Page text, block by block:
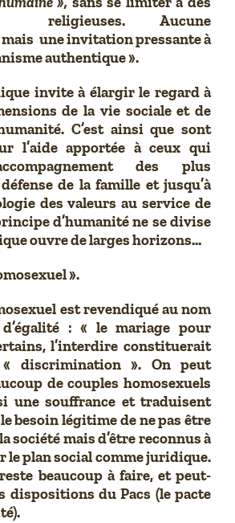
religieuses. Aucune
une invitation pressante à
authentique ».
invite à élargir le regard à
de la vie sociale et de
C’est ainsi que sont
l’aide apportée à ceux qui
des plus
de la famille et jusqu’à
des valeurs au service de
d’humanité ne se divise
ouvre de larges horizons…
».
est revendiqué au nom
: « le mariage pour
l’interdire constituerait
discrimination ». On peut
de couples homosexuels
une souffrance et traduisent
besoin légitime de ne pas être
société mais d’être reconnus à
le plan social comme juridique.
beaucoup à faire, et peut-
dispositions du Pacs (le pacte